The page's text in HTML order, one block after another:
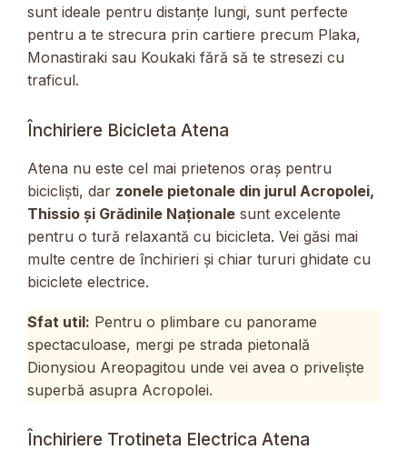
sunt ideale pentru distanțe lungi, sunt perfecte
pentru a te strecura prin cartiere precum Plaka,
Monastiraki sau Koukaki fără să te stresezi cu
traficul.
Închiriere Bicicleta Atena
Atena nu este cel mai prietenos oraș pentru
bicicliști, dar zonele pietonale din jurul Acropolei,
Thissio și Grădinile Naționale sunt excelente
pentru o tură relaxantă cu bicicleta. Vei găsi mai
multe centre de închirieri și chiar tururi ghidate cu
biciclete electrice.
Sfat util: Pentru o plimbare cu panorame
spectaculoase, mergi pe strada pietonală
Dionysiou Areopagitou unde vei avea o priveliște
superbă asupra Acropolei.
Închiriere Trotineta Electrica Atena